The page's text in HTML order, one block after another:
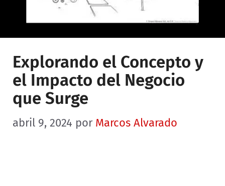
Explorando el Concepto y
el Impacto del Negocio
que Surge
abril 9, 2024 por Marcos Alvarado